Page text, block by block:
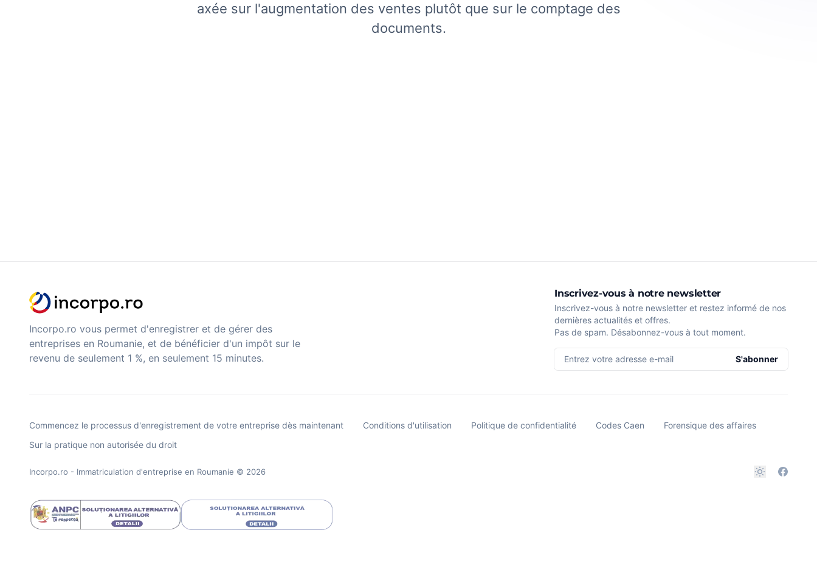
axée sur l'augmentation des ventes plutôt que sur le comptage des
documents.
Incorpo.ro vous permet d'enregistrer et de gérer des
entreprises en Roumanie, et de bénéficier d'un impôt sur le
revenu de seulement 1 %, en seulement 15 minutes.
Inscrivez-vous à notre newsletter
Inscrivez-vous à notre newsletter et restez informé de nos
dernières actualités et offres.
Pas de spam. Désabonnez-vous à tout moment.
Entrez votre adresse e-mail S'abonner
Commencez le processus d'enregistrement de votre entreprise dès maintenant Conditions d'utilisation Politique de confidentialité Codes Caen
Forensique des affaires
Sur la pratique non autorisée du droit
Incorpo.ro - Immatriculation d'entreprise en Roumanie © 2026